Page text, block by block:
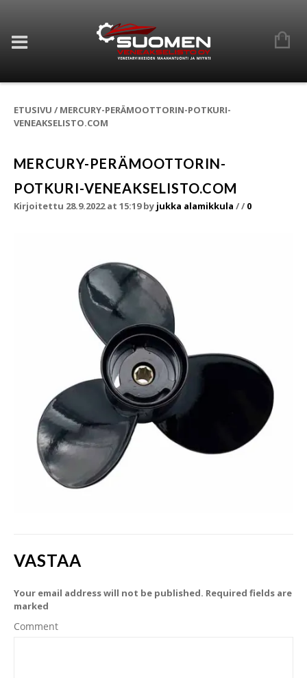
ETUSIVU / MERCURY-PERÄMOOTTORIN-POTKURI-
VENEAKSELISTO.COM
MERCURY-PERÄMOOTTORIN-
POTKURI-VENEAKSELISTO.COM
Kirjoitettu 28.9.2022 at 15:19by jukka alamikkula // 0
VASTAA
Your email address will not be published. Required fields are
marked
Comment